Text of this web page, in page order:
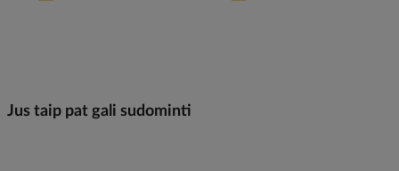
Jus taip pat gali sudominti